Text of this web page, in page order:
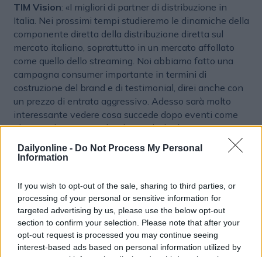
Dailyonline - Do Not Process My Personal
Information
If you wish to opt-out of the sale, sharing to third parties, or
processing of your personal or sensitive information for
targeted advertising by us, please use the below opt-out
section to confirm your selection. Please note that after your
opt-out request is processed you may continue seeing
interest-based ads based on personal information utilized by
TIM Vision: «I migliori di partner di distribuzione in
Italia. Nei prossimi tempi studieremo le dinamiche della
componente diretta della distribuzione diretta sul
mercato italiano, soprattutto in un mercato affollato
come quello dello streaming. Noi abbiamo fatto una
campagna consumer importante in termini di
costruzione del brand e di testimonial, direi anche con
un prezzo di entrata aggressivo. Adesso sarà molto
interessante vedere cosa succede dopo eventi come
gli Australian Open e le Olimpiadi che hanno un
siamo abbastanza in una situazione confortevole
distribuzione». Agli appuntamenti sportivi di grido si
aggiunge la prima grande produzione locale italiana,
Portobello’ (20 febbraio): «Sarà interessante vedere
come andrà questa serie che ha avuto critiche molto
positive. Ci darà subito il segnale di quanto il mercato
ancora sia recettivo rispetto a questo tipo di prodotti».